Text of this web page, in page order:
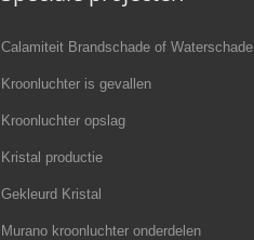
Calamiteit Brandschade of Waterschade
Kroonluchter is gevallen
Kroonluchter opslag
Kristal productie
Gekleurd Kristal
Murano kroonluchter onderdelen